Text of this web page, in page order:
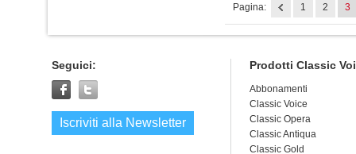
Pagina: 1 2 3
Seguici:
Iscriviti alla Newsletter
Prodotti Classic
Abbonamenti
Classic Voice
Classic Opera
Classic Antiqua
Classic Gold